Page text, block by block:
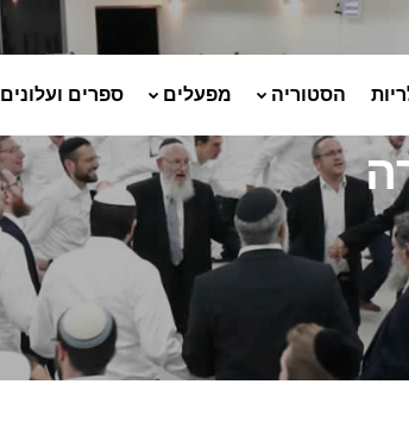
הסטוריה מפעלים ספרים ועלונים